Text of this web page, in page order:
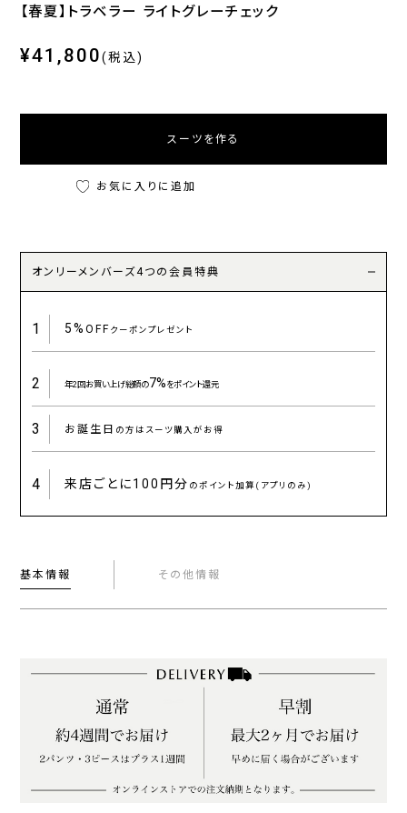
【春夏】トラベラー ライトグレーチェック
¥41,800(税込)
スーツを作る
お気に入りに追加
オンリーメンバーズ4つの会員特典
1 5%OFFクーポンプレゼント
2 年2回お買い上げ総額の7%をポイント還元
3 お誕生日 の方はスーツ購入がお得
4 来店ごとに100円分 のポイント加算(アプリのみ)
基本情報 その他情報